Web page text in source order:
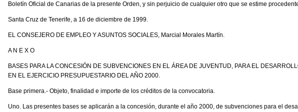
Boletín Oficial de Canarias de la presente Orden, y sin perjuicio de cualquier otro que se estime
Santa Cruz de Tenerife, a 16 de diciembre de 1999.
EL CONSEJERO DE EMPLEO Y ASUNTOS SOCIALES, Marcial Morales Martín.
A N E X O
BASES PARA LA CONCESIÓN DE SUBVENCIONES EN EL ÁREA DE JUVENTUD, PARA EL
EN EL EJERCICIO PRESUPUESTARIO DEL AÑO 2000.
Base primera.- Objeto, finalidad e importe de los créditos de la convocatoria.
Uno. Las presentes bases se aplicarán a la concesión, durante el año 2000, de subvenciones para el